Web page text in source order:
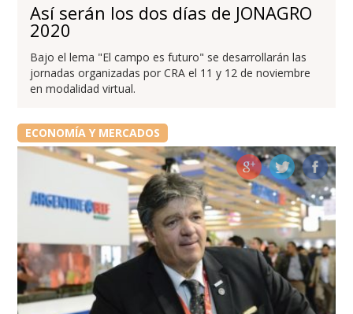
Así serán los dos días de JONAGRO
2020
Bajo el lema "El campo es futuro" se desarrollarán las
jornadas organizadas por CRA el 11 y 12 de noviembre
en modalidad virtual.
ECONOMÍA Y MERCADOS